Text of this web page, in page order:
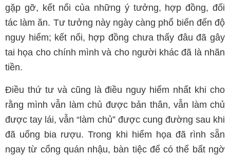
gặp gỡ, kết nối của những ý tưởng, hợp đồng, đối
tác làm ăn. Tư tưởng này ngày càng phổ biến đến độ
nguy hiểm; kết nối, hợp đồng chưa thấy đâu đã gây
tai họa cho chính mình và cho người khác đã là nhãn
tiền.
Điều thứ tư và cũng là điều nguy hiểm nhất khi cho
rằng mình vẫn làm chủ được bản thân, vẫn làm chủ
được tay lái, vẫn “làm chủ” được cung đường sau khi
đã uống bia rượu. Trong khi hiểm họa đã rình sẵn
ngay từ cổng quán nhậu, bàn tiệc để có thể bất ngờ